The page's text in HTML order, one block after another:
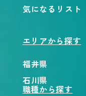
気になるリスト
エリアから探す
福井県
石川県
職種から探す